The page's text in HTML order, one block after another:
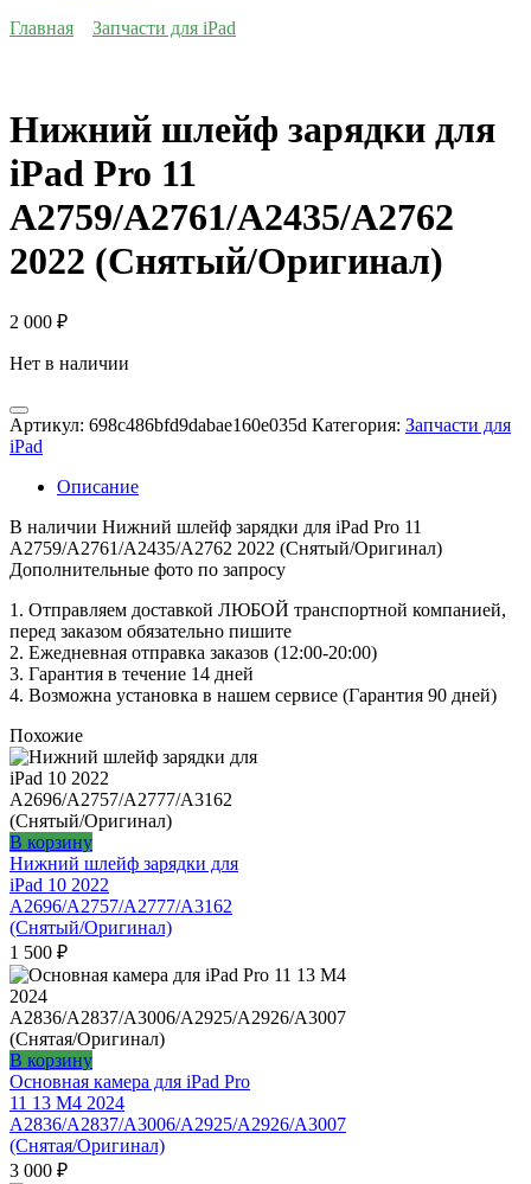
Главная
Запчасти для iPad
Нижний шлейф зарядки для
iPad Pro 11
A2759/A2761/A2435/A2762
2022 (Снятый/Оригинал)
2 000 ₽
Нет в наличии
Артикул: 698c486bfd9dabae160e035d Категория: Запчасти для
iPad
Описание
В наличии Нижний шлейф зарядки для iPad Pro 11
A2759/A2761/A2435/A2762 2022 (Снятый/Оригинал)
Дополнительные фото по запросу
1. Oтпpавляем доставкой ЛЮБОЙ транспортной компанией,
перед заказом обязательно пишите
2. Ежедневная отправка заказов (12:00-20:00)
3. Гарантия в течение 14 дней
4. Возможна установка в нашем сервисе (Гарантия 90 дней)
Похожие
В корзину
Нижний шлейф зарядки для
iPad 10 2022
A2696/A2757/A2777/A3162
(Снятый/Оригинал)
1 500 ₽
В корзину
Основная камера для iPad Pro
11 13 M4 2024
А2836/A2837/A3006/A2925/A2926/A3007
(Снятая/Оригинал)
3 000 ₽